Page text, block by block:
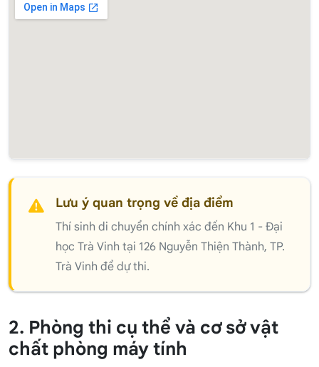
Lưu ý quan trọng về địa điểm
Thí sinh di chuyển chính xác đến Khu 1 - Đại
học Trà Vinh tại 126 Nguyễn Thiện Thành, TP.
Trà Vinh để dự thi.
2. Phòng thi cụ thể và cơ sở vật
chất phòng máy tính